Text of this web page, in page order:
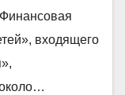
входящего